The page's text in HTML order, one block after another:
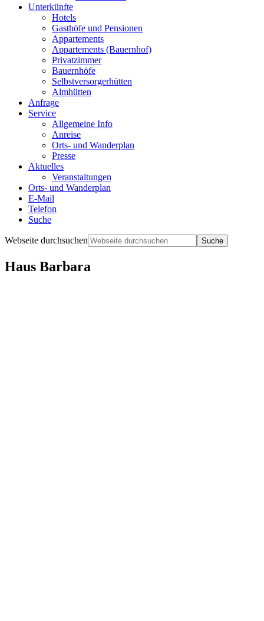
Unterkünfte
Hotels
Gasthöfe und Pensionen
Appartements
Appartements (Bauernhof)
Privatzimmer
Bauernhöfe
Selbstversorgerhütten
Almhütten
Anfrage
Service
Allgemeine Info
Anreise
Orts- und Wanderplan
Presse
Aktuelles
Veranstaltungen
Orts- und Wanderplan
E-Mail
Telefon
Suche
Webseite durchsuchen
Haus Barbara